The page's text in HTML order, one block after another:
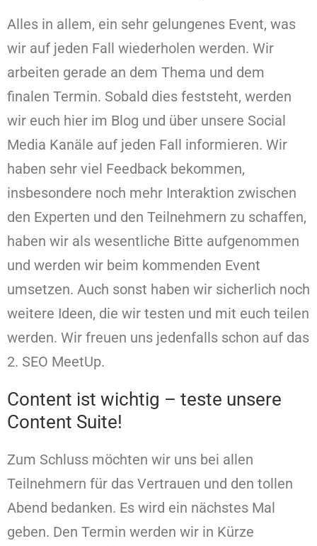
Alles in allem, ein sehr gelungenes Event, was
wir auf jeden Fall wiederholen werden. Wir
arbeiten gerade an dem Thema und dem
finalen Termin. Sobald dies feststeht, werden
wir euch hier im Blog und über unsere Social
Media Kanäle auf jeden Fall informieren. Wir
haben sehr viel Feedback bekommen,
insbesondere noch mehr Interaktion zwischen
den Experten und den Teilnehmern zu schaffen,
haben wir als wesentliche Bitte aufgenommen
und werden wir beim kommenden Event
umsetzen. Auch sonst haben wir sicherlich noch
weitere Ideen, die wir testen und mit euch teilen
werden. Wir freuen uns jedenfalls schon auf das
2. SEO MeetUp.
Content ist wichtig – teste unsere
Content Suite!
Zum Schluss möchten wir uns bei allen
Teilnehmern für das Vertrauen und den tollen
Abend bedanken. Es wird ein nächstes Mal
geben. Den Termin werden wir in Kürze